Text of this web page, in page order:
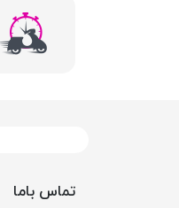
تماس باما